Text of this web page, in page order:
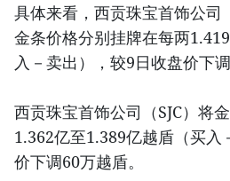
具体来看，西贡珠宝首饰公司
金条价格分别挂牌在每两
入－卖出），较9日收盘价下调
西贡珠宝首饰公司（SJC）将
1.362亿至1.389亿越盾（买入
价下调60万越盾。